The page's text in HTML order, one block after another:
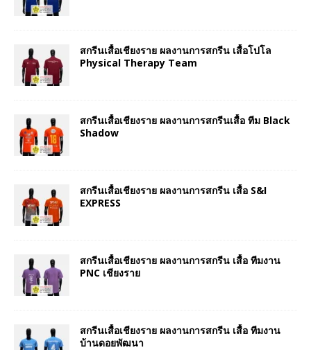
สกรีนเสื้อเชียงราย ผลงานการสกรีน เสื้อโปโล
Physical Therapy Team
สกรีนเสื้อเชียงราย ผลงานการสกรีนเสื้อ ทีม Black
Shadow
สกรีนเสื้อเชียงราย ผลงานการสกรีน เสื้อ S&I
EXPRESS
สกรีนเสื้อเชียงราย ผลงานการสกรีน เสื้อ ทีมงาน
PNC เชียงราย
สกรีนเสื้อเชียงราย ผลงานการสกรีน เสื้อ ทีมงาน
บ้านดอยพัฒนา